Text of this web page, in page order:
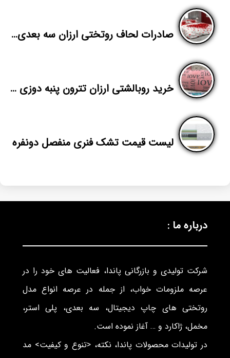
صادرات لحاف روتختی ارزان سه بعدی به عراق
خرید روبالشتی ارزان تترون پنبه دوزی از تولیدی
لیست قیمت تشک فنری منفصل دونفره
درباره ما :
شرکت تولیدی و بازرگانی پاندا، فعالیت های خود را در
عرصه ملزومات خواب، از جمله در عرصه انواع مدل
روتختی های چاپ دیجیتال، سه بعدی، پلی استر،
مخمل، ژاکارد و … آغاز نموده است.
در تولیدات محصولات پاندا، نکته، <تنوع و کیفیت> مد